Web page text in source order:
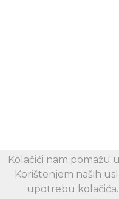
Kolačići nam pomažu
Korištenjem naših
upotrebu kolačića.